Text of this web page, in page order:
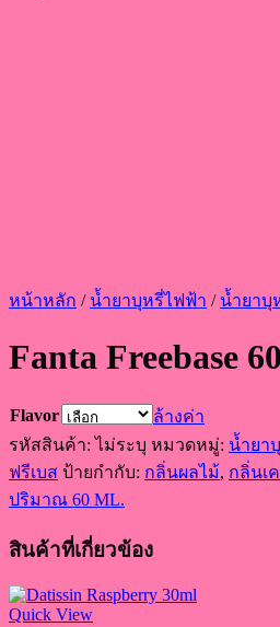
หน้าหลัก / น้ำยาบุหรี่ไฟฟ้า / น้ำยาบุ
Fanta Freebase
Flavor
ล้างค่า
รหัสสินค้า:ไม่ระบุ หมวดหมู่: น้ำยา
ฟรีเบส ป้ายกำกับ: กลิ่นผลไม้, กลิ่นเ
ปริมาณ 60 ML.
สินค้าที่เกี่ยวข้อง
Quick View